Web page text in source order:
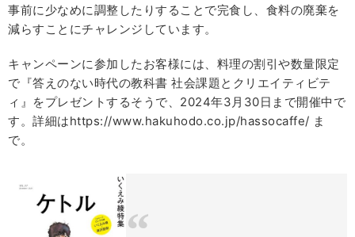
事前に少なめに調整したりすることで完食し、食料の廃棄を
減らすことにチャレンジしています。
キャンペーンに参加したお客様には、料理の割引や数量限定
で『答えのない時代の教科書 社会課題とクリエイティビテ
ィ』をプレゼントするそうで、2024年3月30日まで開催中で
す。詳細はhttps://www.hakuhodo.co.jp/hassocaffe/ ま
で。